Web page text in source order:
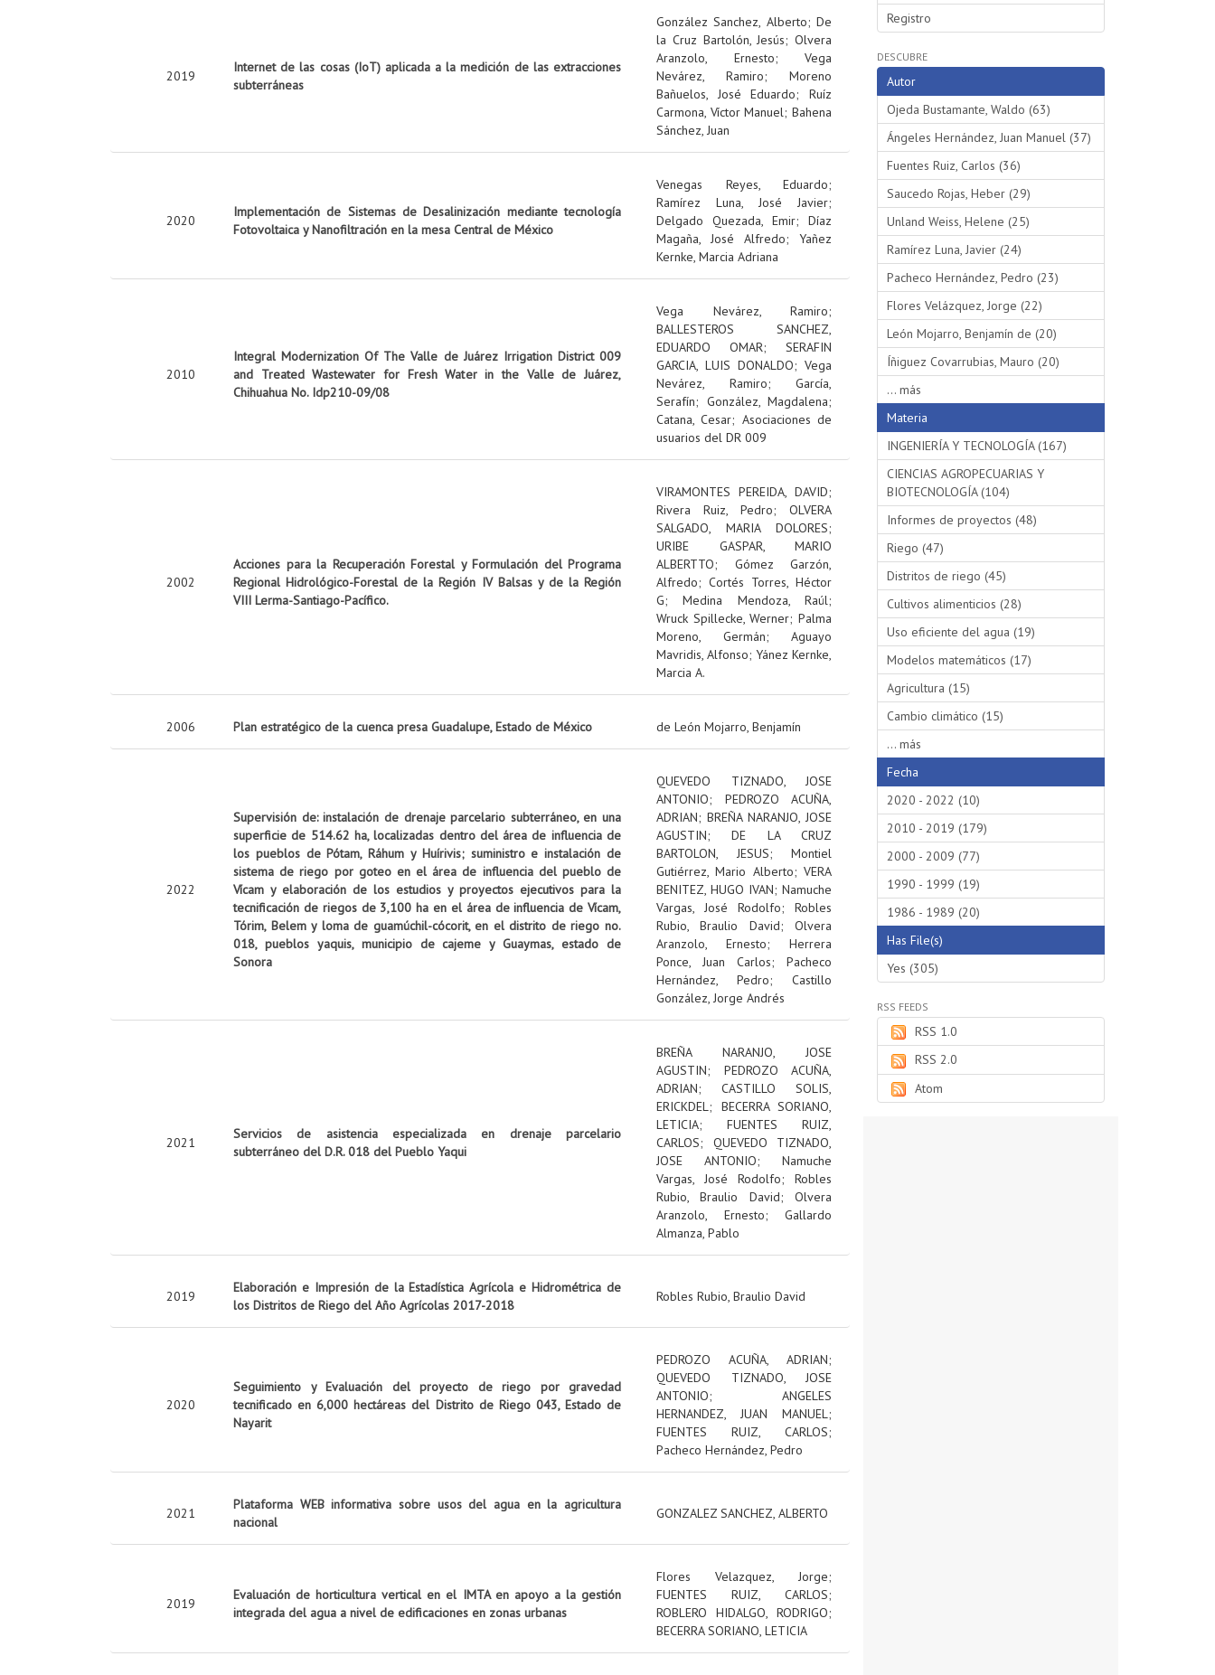
2019
Internet de las cosas (IoT) aplicada a la medición de las extracciones
subterráneas
González Sanchez, Alberto;De
la Cruz Bartolón, Jesús; Olvera
Aranzolo, Ernesto; Vega
Nevárez, Ramiro; Moreno
Bañuelos, José Eduardo;Ruíz
Carmona, Víctor Manuel;Bahena
Sánchez, Juan
2020
Implementación de Sistemas de Desalinización mediante tecnología
Fotovoltaica y Nanofiltración en la mesa Central de México
Venegas Reyes, Eduardo;
Ramírez Luna, José Javier;
Delgado Quezada, Emir; Díaz
Magaña, José Alfredo; Yañez
Kernke, Marcia Adriana
2010
Integral Modernization Of The Valle de Juárez Irrigation District 009
and Treated Wastewater for Fresh Water in the Valle de Juárez,
Chihuahua No. Idp210-09/08
Vega Nevárez, Ramiro;
BALLESTEROS SANCHEZ,
EDUARDO OMAR; SERAFIN
GARCIA, LUIS DONALDO; Vega
Nevárez, Ramiro; García,
Serafín; González, Magdalena;
Catana, Cesar; Asociaciones de
usuarios del DR 009
2002
Acciones para la Recuperación Forestal y Formulación del Programa
Regional Hidrológico-Forestal de la Región IV Balsas y de la Región
VIII Lerma-Santiago-Pacífico.
VIRAMONTES PEREIDA, DAVID;
Rivera Ruiz, Pedro; OLVERA
SALGADO, MARIA DOLORES;
URIBE GASPAR, MARIO
ALBERTTO; Gómez Garzón,
Alfredo; Cortés Torres, Héctor
G;Medina Mendoza, Raúl;
Wruck Spillecke, Werner;Palma
Moreno, Germán; Aguayo
Mavridis, Alfonso; Yánez Kernke,
Marcia A.
2006 Plan estratégico de la cuenca presa Guadalupe, Estado de México de León Mojarro, Benjamín
2022
Supervisión de: instalación de drenaje parcelario subterráneo, en una
superficie de 514.62 ha, localizadas dentro del área de influencia de
los pueblos de Pótam, Ráhum y Huírivis; suministro e instalación de
sistema de riego por goteo en el área de influencia del pueblo de
Vícam y elaboración de los estudios y proyectos ejecutivos para la
tecnificación de riegos de 3,100 ha en el área de influencia de Vícam,
Tórim, Belem y loma de guamúchil-cócorit, en el distrito de riego no.
018, pueblos yaquis, municipio de cajeme y Guaymas, estado de
Sonora
QUEVEDO TIZNADO, JOSE
ANTONIO; PEDROZO ACUÑA,
ADRIAN; BREÑA NARANJO, JOSE
AGUSTIN;DE LA CRUZ
BARTOLON, JESUS; Montiel
Gutiérrez, Mario Alberto;VERA
BENITEZ, HUGO IVAN; Namuche
Vargas, José Rodolfo; Robles
Rubio, Braulio David;Olvera
Aranzolo, Ernesto; Herrera
Ponce, Juan Carlos; Pacheco
Hernández, Pedro; Castillo
González, Jorge Andrés
2021
Servicios de asistencia especializada en drenaje parcelario
subterráneo del D.R. 018 del Pueblo Yaqui
BREÑA NARANJO, JOSE
AGUSTIN; PEDROZO ACUÑA,
ADRIAN; CASTILLO SOLIS,
ERICKDEL; BECERRA SORIANO,
LETICIA; FUENTES RUIZ,
CARLOS; QUEVEDO TIZNADO,
JOSE ANTONIO; Namuche
Vargas, José Rodolfo; Robles
Rubio, Braulio David;Olvera
Aranzolo, Ernesto; Gallardo
Almanza, Pablo
2019
Elaboración e Impresión de la Estadística Agrícola e Hidrométrica de
los Distritos de Riego del Año Agrícolas 2017-2018
Robles Rubio, Braulio David
2020
Seguimiento y Evaluación del proyecto de riego por gravedad
tecnificado en 6,000 hectáreas del Distrito de Riego 043, Estado de
Nayarit
PEDROZO ACUÑA, ADRIAN;
QUEVEDO TIZNADO, JOSE
ANTONIO; ANGELES
HERNANDEZ, JUAN MANUEL;
FUENTES RUIZ, CARLOS;
Pacheco Hernández, Pedro
2021
Plataforma WEB informativa sobre usos del agua en la agricultura
nacional
GONZALEZ SANCHEZ, ALBERTO
2019
Evaluación de horticultura vertical en el IMTA en apoyo a la gestión
integrada del agua a nivel de edificaciones en zonas urbanas
Flores Velazquez, Jorge;
FUENTES RUIZ, CARLOS;
ROBLERO HIDALGO, RODRIGO;
BECERRA SORIANO, LETICIA
Registro
DESCUBRE
Autor
Ojeda Bustamante, Waldo (63)
Ángeles Hernández, Juan Manuel (37)
Fuentes Ruiz, Carlos (36)
Saucedo Rojas, Heber (29)
Unland Weiss, Helene (25)
Ramírez Luna, Javier (24)
Pacheco Hernández, Pedro (23)
Flores Velázquez, Jorge (22)
León Mojarro, Benjamín de (20)
Íñiguez Covarrubias, Mauro (20)
... más
Materia
INGENIERÍA Y TECNOLOGÍA (167)
CIENCIAS AGROPECUARIAS Y
BIOTECNOLOGÍA (104)
Informes de proyectos (48)
Riego (47)
Distritos de riego (45)
Cultivos alimenticios (28)
Uso eficiente del agua (19)
Modelos matemáticos (17)
Agricultura (15)
Cambio climático (15)
... más
Fecha
2020 - 2022 (10)
2010 - 2019 (179)
2000 - 2009 (77)
1990 - 1999 (19)
1986 - 1989 (20)
Has File(s)
Yes (305)
RSS FEEDS
RSS 1.0
RSS 2.0
Atom